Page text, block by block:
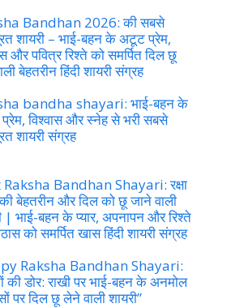
Bandhan 2026: की सबसे
शायरी – भाई-बहन के अटूट प्रेम,
और पवित्र रिश्ते को समर्पित दिल छू
बेहतरीन हिंदी शायरी संग्रह
bandha shayari: भाई-बहन के
विश्वास और स्नेह से भरी सबसे
शायरी संग्रह
Raksha Bandhan Shayari: रक्षा
बेहतरीन और दिल को छू जाने वाली
| भाई-बहन के प्यार, अपनापन और रिश्ते
को समर्पित खास हिंदी शायरी संग्रह
Raksha Bandhan Shayari:
की डोर: राखी पर भाई-बहन के अनमोल
पर दिल छू लेने वाली शायरी”